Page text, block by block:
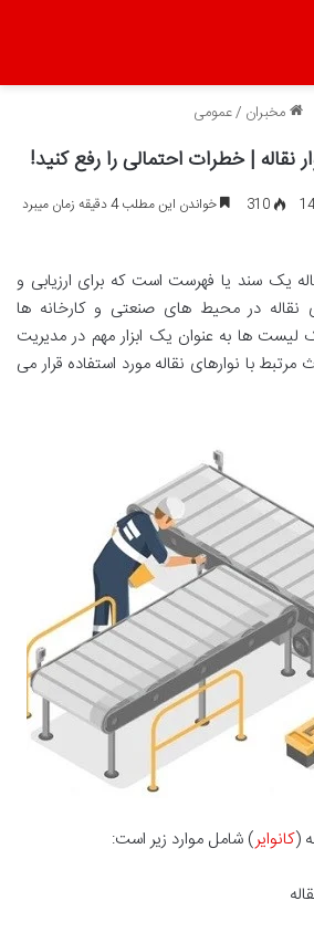
مخبران /عمومی
| خطرات احتمالی را رفع کنید!
310 خواندن این مطلب 4 دقیقه زمان میبرد
یک سند یا فهرست است که برای ارزیابی و
نقاله در محیط های صنعتی و کارخانه ها
ها به عنوان یک ابزار مهم در مدیریت
با نوارهای نقاله مورد استفاده قرار می
(کانوایر) شامل موارد زیر است: